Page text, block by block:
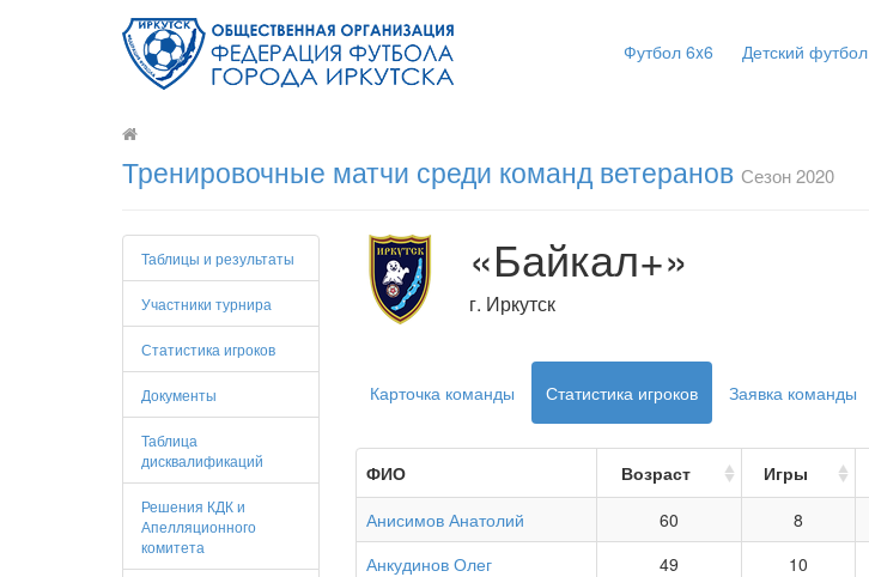
Футбол 6x6 Детский футбол
Тренировочные матчи среди команд ветеранов Сезон 2020
Таблицы и результаты
Участники турнира
Статистика игроков
Документы
Таблица
дисквалификаций
Решения КДК и
Апелляционного
комитета
«Байкал+»
г. Иркутск
Карточка команды Статистика игроков Заявка команды
ФИО Возраст Игры
Анисимов Анатолий
60 8
Анкудинов Олег
49 10